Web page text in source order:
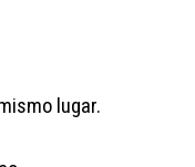
lugar.